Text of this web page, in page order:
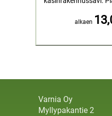
alkaen
Varnia Oy
Myllypakantie 2